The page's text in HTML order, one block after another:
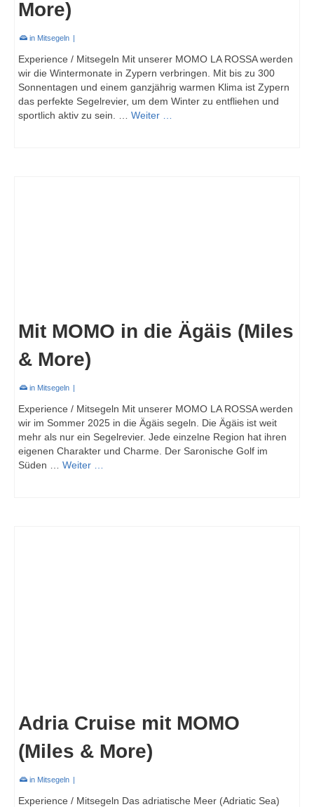
More)
in Mitsegeln |
Experience / Mitsegeln Mit unserer MOMO LA ROSSA werden
wir die Wintermonate in Zypern verbringen. Mit bis zu 300
Sonnentagen und einem ganzjährig warmen Klima ist Zypern
das perfekte Segelrevier, um dem Winter zu entfliehen und
sportlich aktiv zu sein. … Weiter …
Mit MOMO in die Ägäis (Miles
& More)
in Mitsegeln |
Experience / Mitsegeln Mit unserer MOMO LA ROSSA werden
wir im Sommer 2025 in die Ägäis segeln. Die Ägäis ist weit
mehr als nur ein Segelrevier. Jede einzelne Region hat ihren
eigenen Charakter und Charme. Der Saronische Golf im
Süden … Weiter …
Adria Cruise mit MOMO
(Miles & More)
in Mitsegeln |
Experience / Mitsegeln Das adriatische Meer (Adriatic Sea)